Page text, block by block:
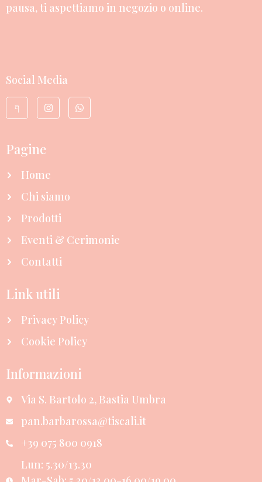
pausa, ti aspettiamo in negozio o online.
Social Media
Pagine
Home
Chi siamo
Prodotti
Eventi & Cerimonie
Contatti
Link utili
Privacy Policy
Cookie Policy
Informazioni
Via S. Bartolo 2, Bastia Umbra
pan.barbarossa@tiscali.it
+39 075 800 0918
Lun: 5.30/13.30